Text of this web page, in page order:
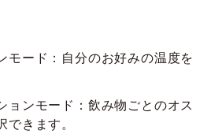
モード：自分のお好みの温度を
ョンモード：飲み物ごとのオス
きます。